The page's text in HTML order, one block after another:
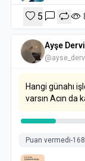
5
Ayşe
Hangi günahı
varsın Acın da
Puan vermedi-